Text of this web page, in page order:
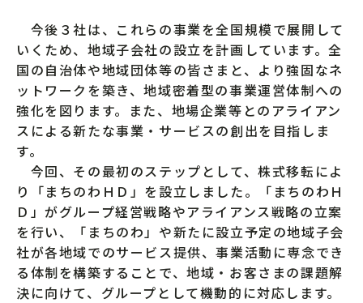
今後３社は、これらの事業を全国規模で展開して
いくため、地域子会社の設立を計画しています。全
国の自治体や地域団体等の皆さまと、より強固なネ
ットワークを築き、地域密着型の事業運営体制への
強化を図ります。また、地場企業等とのアライアン
スによる新たな事業・サービスの創出を目指しま
す。
今回、その最初のステップとして、株式移転によ
り「まちのわＨＤ」を設立しました。「まちのわＨ
Ｄ」がグループ経営戦略やアライアンス戦略の立案
を行い、「まちのわ」や新たに設立予定の地域子会
社が各地域でのサービス提供、事業活動に専念でき
る体制を構築することで、地域・お客さまの課題解
決に向けて、グループとして機動的に対応します。